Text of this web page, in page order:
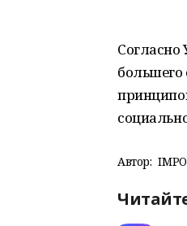
Согласно
Автор: